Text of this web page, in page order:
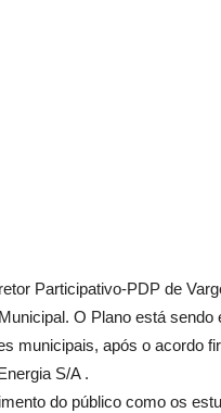
Participativo-PDP de
O Plano está
municipais, após o acordo
S/A .
do público como os